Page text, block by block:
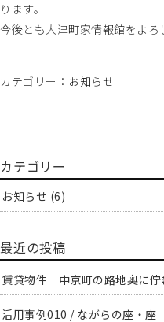
ります。
今後とも大津町家情報館をよろ
カテゴリー： お知らせ
カテゴリー
お知らせ (6)
最近の投稿
賃貸物件 中京町の路地奥に
活用事例010 / ながらの座・